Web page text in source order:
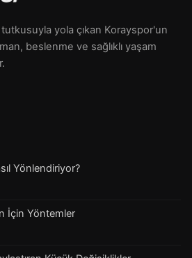
yola çıkan Korayspor'un
beslenme ve sağlıklı yaşam
Yönlendiriyor?
İçin Yöntemler